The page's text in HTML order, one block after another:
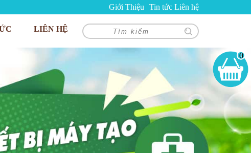
Giới Thiệu Tin tức Liên hệ
LIÊN HỆ
0